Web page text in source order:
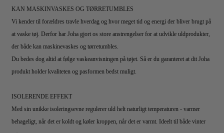
KAN MASKINVASKES OG TØRRETUMBLES
Vi kender til forældres travle hverdag og hvor meget tid og energi der bliver brugt på
at vaske tøj. Derfor har Joha gjort os store anstrengelser for at udvikle uldprodukter,
der både kan maskinevaskes og tørretumbles.
Du bedes dog altid at følge vaskeanvisningen på tøjet. Så er du garanteret at dit Joha
produkt holder kvaliteten og pasformen bedst muligt.
ISOLERENDE EFFEKT
Med sin unikke isoleringsevne regulerer uld helt naturligt temperaturen - varmer
behageligt, når det er koldt og køler kroppen, når det er varmt. Ideelt til både vinter